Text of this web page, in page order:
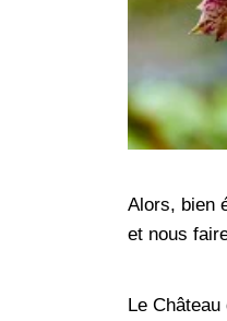
Alors, bien
et nous
Le